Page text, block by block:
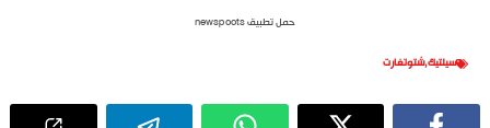
حمل تطبيق newspoots
سيلتيك,شتوتغارت